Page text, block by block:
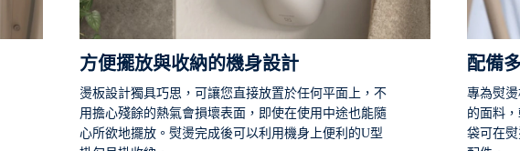
方便擺放與收納的機身設計
燙板設計獨具巧思，可讓您直接放置於任何平面上，不
用擔心殘餘的熱氣會損壞表面，即使在使用中途也能隨
心所欲地擺放。熨燙完成後可以利用機身上便利的U型
配備
專為熨
的面料
袋可在